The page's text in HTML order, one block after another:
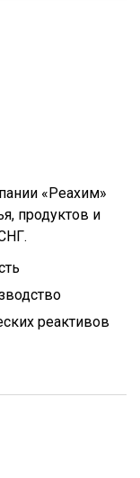
«Реахим»
продуктов и
реактивов